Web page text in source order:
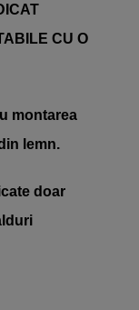
CU O
montarea
lemn.
doar